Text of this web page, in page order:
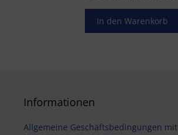
In den Warenkorb
Informationen
Allgemeine Geschäftsbedingungen mit